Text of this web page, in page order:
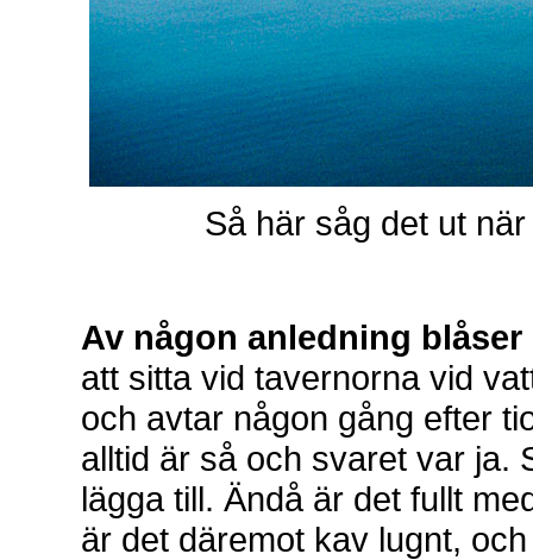
Så här såg det ut
Av någon anledning
att sitta vid tavernorna vid
och avtar någon gång efter
alltid är så och svaret var ja.
lägga till. Ändå är det fullt
är det däremot kav lugnt,